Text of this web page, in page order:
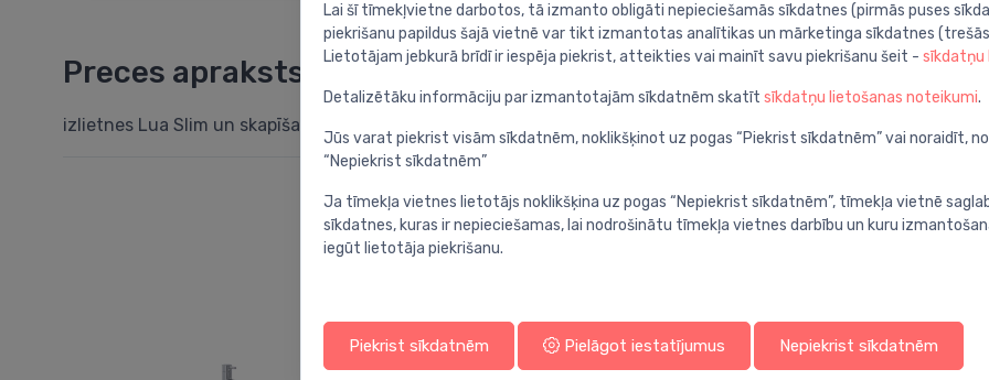
Preces apraksts
izlietnes Lua Slim un skapīša Avin komplekts, 1000 mm, A2, spīdīgi balts
Lai šī tīmekļvietne darbotos, tā izmanto obligāti nepieciešamās sīkdatnes (pirmās puses
piekrišanu papildus šajā vietnē var tikt izmantotas analītikas un mārketinga sīkdatnes
Lietotājam jebkurā brīdī ir iespēja piekrist, atteikties vai mainīt savu piekrišanu šeit - sīkdatņu
Detalizētāku informāciju par izmantotajām sīkdatnēm skatīt sīkdatņu lietošanas noteikumi.
Jūs varat piekrist visām sīkdatnēm, noklikšķinot uz pogas “Piekrist sīkdatnēm” vai noraidīt,
“Nepiekrist sīkdatnēm”
Ja tīmekļa vietnes lietotājs noklikšķina uz pogas “Nepiekrist sīkdatnēm”, tīmekļa vietnē
sīkdatnes, kuras ir nepieciešamas, lai nodrošinātu tīmekļa vietnes darbību un kuru
iegūt lietotāja piekrišanu.
Piekrist sīkdatnēm Pielāgot iestatījumus Nepiekrist sīkdatnēm